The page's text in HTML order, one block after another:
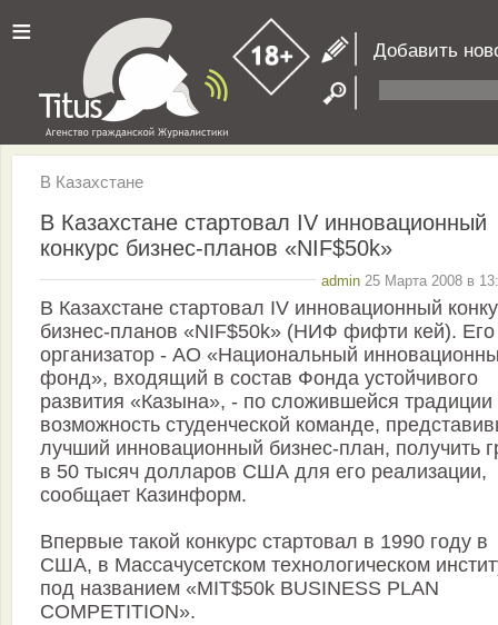
≡ Добавить
В Казахстане
В Казахстане стартовал IV инновационный
конкурс бизнес-планов «NIF$50k»
admin 25 Марта 2008 в
В Казахстане стартовал IV инновационный
бизнес-планов «NIF$50k» (НИФ фифти кей). Его
организатор - АО «Национальный
фонд», входящий в состав Фонда устойчивого
развития «Казына», - по сложившейся традиции
возможность студенческой команде,
лучший инновационный бизнес-план, получить
в 50 тысяч долларов США для его реализации,
сообщает Казинформ.
Впервые такой конкурс стартовал в 1990 году в
США, в Массачусетском технологическом
под названием «MIT$50k BUSINESS PLAN
COMPETITION».